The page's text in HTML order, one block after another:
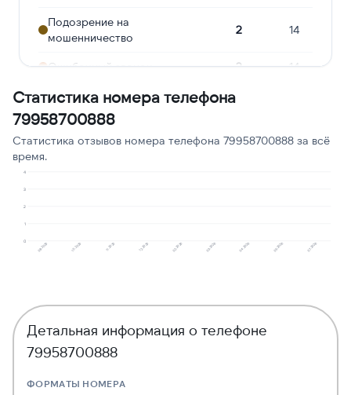
Подозрение на
мошенничество
2 14
Ошибочный звонок 2 14
Опрос
Молчат в трубке
Статистика номера телефона
79958700888
Статистика отзывов номера телефона 79958700888 за всё
время.
0
1
2
3
4
08.2025 10.2025 11.2025 12.2025 02.2026 03.2026 04.2026 05.2026 07.2026
Детальная информация о телефоне
79958700888
ФОРМАТЫ НОМЕРА